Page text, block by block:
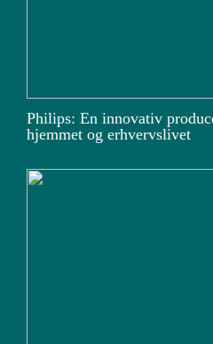
Philips: En innovativ
hjemmet og erhvervslivet